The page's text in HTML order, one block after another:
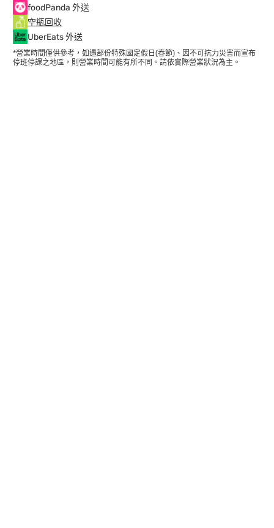
foodPanda 外送
空瓶回收
UberEats 外送
*營業時間僅供參考，如遇部份特殊國定假日(春節)、因不可抗力災害而宣布
停班停課之地區，則營業時間可能有所不同。請依實際營業狀況為主。